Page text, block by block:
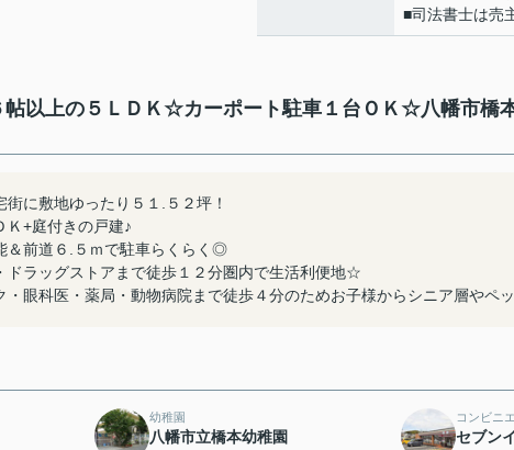
■司法書士は売
以上の５ＬＤＫ☆カーポート駐車１台ＯＫ☆八幡市橋
に敷地ゆったり５１.５２坪！
Ｋ+庭付きの戸建♪
＆前道６.５ｍで駐車らくらく◎
ドラッグストアまで徒歩１２分圏内で生活利便地☆
・眼科医・薬局・動物病院まで徒歩４分のためお子様からシニア層やペ
幼稚園
八幡市立橋本幼稚園
コンビニ
セブン